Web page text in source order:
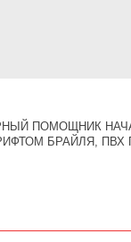
ПОМОЩНИК
БРАЙЛЯ, ПВХ